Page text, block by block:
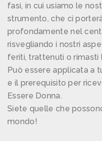
fasi, in cui usiamo le
strumento, che ci
profondamente nel
risvegliando i nostri
feriti, trattenuti o rimasti
Può essere applicata a
e il prerequisito per
Essere Donna.
Siete quelle che
mondo!